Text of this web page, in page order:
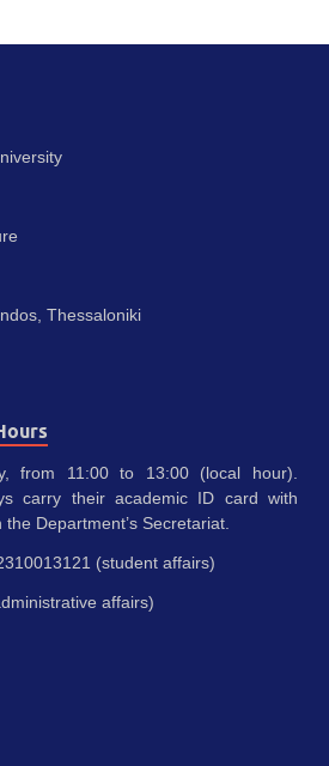
Thessaloniki
from 11:00 to 13:00 (local hour).
carry their academic ID card with
Department’s Secretariat.
(student affairs)
affairs)